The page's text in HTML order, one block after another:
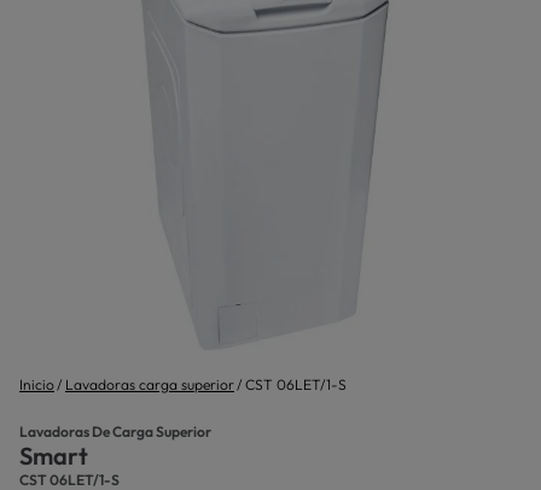
Inicio Lavadoras carga superior CST 06LET/1-S
Lavadoras De Carga Superior
Smart
CST 06LET/1-S